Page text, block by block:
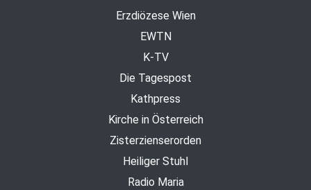
Erzdiözese Wien
EWTN
K-TV
Die Tagespost
Kathpress
Kirche in Österreich
Zisterzienserorden
Heiliger Stuhl
Radio Maria